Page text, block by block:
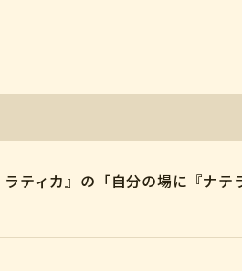
ティカ』の「自分の場に『ナテ